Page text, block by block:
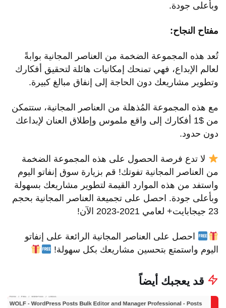
وبأعلى جودة.
مفتاح النجاح:
تُعد هذه المجموعة الضخمة من العناصر المجانية بوابةً
لعالم الإبداع، فهي تمنحك إمكانيات هائلة لتحقيق أفكارك
وتطوير مشاريعك دون الحاجة إلى إنفاق مبالغ كبيرة.
مع هذه المجموعة المُذهلة من العناصر المجانية، ستتمكن
من $1 أفكارك إلى واقع ملموس وإطلاق العنان لإبداعك
دون حدود.
لا تدع فرصة الحصول على هذه المجموعة الضخمة
من العناصر المجانية تفوتك! قم بزيارة سوق إنفاتو اليوم
واستفد من هذه الموارد القيمة لتطوير مشاريعك بسهولة
وبأعلى جودة. احصل على تجميعة العناصر المجانية بحجم
23 جيجابايت+ لعامي 2021-2023 الآن!
احصل على العناصر المجانية الرائعة على إنفاتو
اليوم واستمتع بتحسين مشاريعك بكل سهولة!
قد يعجبك أيضاً